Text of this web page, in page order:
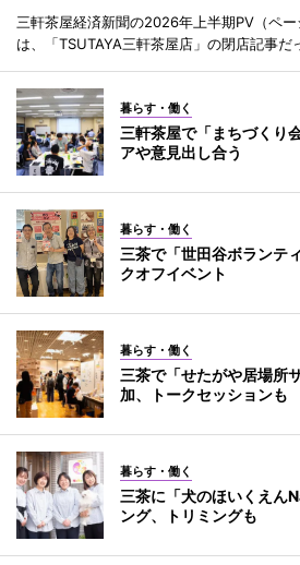
三軒茶屋経済新聞の2026年上半期PV（ペ
は、「TSUTAYA三軒茶屋店」の閉店記事だ
暮らす・働く
三軒茶屋で「まちづく
アや意見出し合う
暮らす・働く
三茶で「世田谷ボランテ
クオフイベント
暮らす・働く
三茶で「せたがや居場
加、トークセッションも
暮らす・働く
三茶に「犬のほいくえ
ング、トリミングも